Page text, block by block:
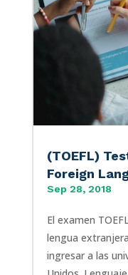
(TOEFL)
Foreign
Sep 28, 2018
El examen
lengua
ingresar a las